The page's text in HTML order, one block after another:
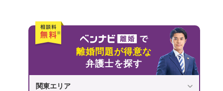
離婚問題が得意な
弁護士を探す
関東エリア